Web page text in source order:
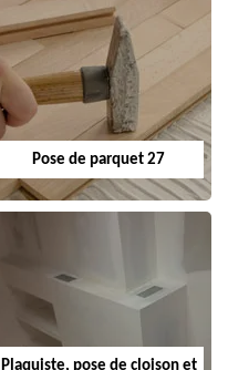
Pose de parquet 27
Plaquiste, pose de cloison et